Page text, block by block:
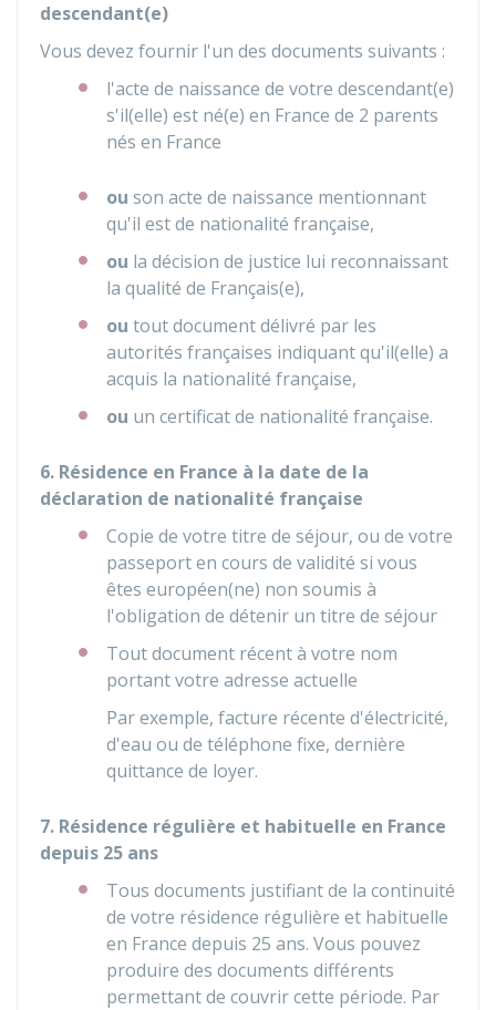
descendant(e)
Vous devez fournir l'un des documents suivants :
l'acte de naissance de votre descendant(e)
s'il(elle) est né(e) en France de 2 parents
nés en France
ou son acte de naissance mentionnant
qu'il est de nationalité française,
ou la décision de justice lui reconnaissant
la qualité de Français(e),
ou tout document délivré par les
autorités françaises indiquant qu'il(elle) a
acquis la nationalité française,
ou un certificat de nationalité française.
6. Résidence en France à la date de la
déclaration de nationalité française
Copie de votre titre de séjour, ou de votre
passeport en cours de validité si vous
êtes européen(ne) non soumis à
l'obligation de détenir un titre de séjour
Tout document récent à votre nom
portant votre adresse actuelle
Par exemple, facture récente d'électricité,
d'eau ou de téléphone fixe, dernière
quittance de loyer.
7. Résidence régulière et habituelle en France
depuis 25 ans
Tous documents justifiant de la continuité
de votre résidence régulière et habituelle
en France depuis 25 ans. Vous pouvez
produire des documents différents
permettant de couvrir cette période. Par